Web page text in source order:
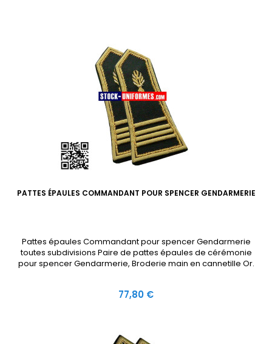
PATTES ÉPAULES COMMANDANT POUR SPENCER GENDARMERIE
Pattes épaules Commandant pour spencer Gendarmerie
toutes subdivisions Paire de pattes épaules de cérémonie
pour spencer Gendarmerie, Broderie main en cannetille Or.
Prix
77,80 €